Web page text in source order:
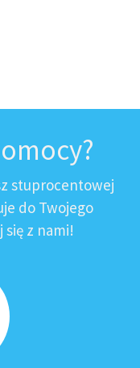
stuprocentowej
do Twojego
z nami!